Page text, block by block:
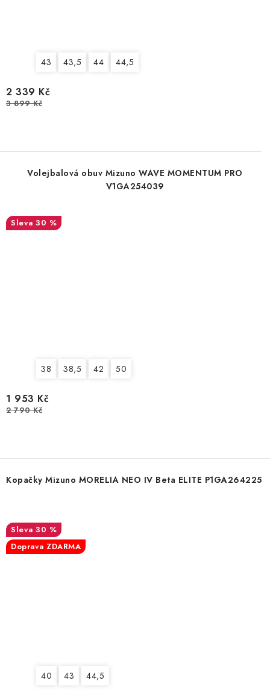
43 43,5 44 44,5
2 339 Kč
3 899 Kč
Volejbalová obuv Mizuno WAVE MOMENTUM PRO
V1GA254039
30 %
38 38,5 42 50
1 953 Kč
2 790 Kč
Kopačky Mizuno MORELIA NEO IV Beta ELITE P1GA264225
30 %
Doprava ZDARMA
40 43 44,5